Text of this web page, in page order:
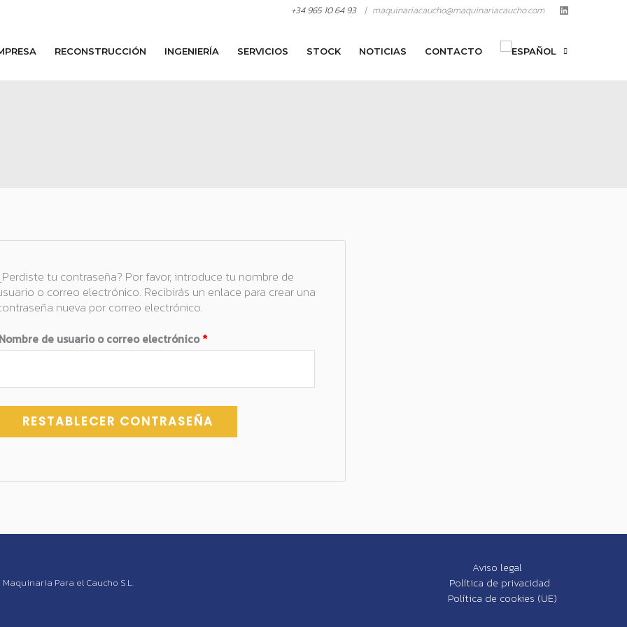
+34 965 10 64 93| maquinariacaucho@maquinariacaucho.com
RECONSTRUCCIÓN INGENIERÍA SERVICIOS STOCK NOTICIAS CONTACTO
tu contraseña? Por favor, introduce tu nombre de
o correo electrónico. Recibirás un enlace para crear una
nueva por correo electrónico.
Nombre de usuario o correo electrónico*
RESTABLECER CONTRASEÑA
Para el Caucho S.L.
Aviso legal
Política de privacidad
Política de cookies (UE)